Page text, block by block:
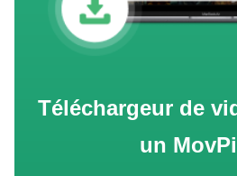
Téléchargeur de
un